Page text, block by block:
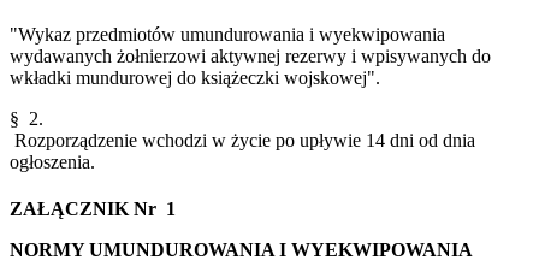
"Wykaz przedmiotów umundurowania i wyekwipowania
wydawanych żołnierzowi aktywnej rezerwy i wpisywanych do
wkładki mundurowej do książeczki wojskowej".
§ 2.
Rozporządzenie wchodzi w życie po upływie 14 dni od dnia
ogłoszenia.
ZAŁĄCZNIK Nr 1
NORMY UMUNDUROWANIA I WYEKWIPOWANIA